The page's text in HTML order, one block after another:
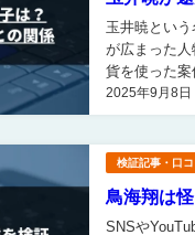
2025年9月8日
玉井暁とい
が広まった人物です
貨を使った
半沢 そこで
検証記事・口
鳥海翔は
SNSや